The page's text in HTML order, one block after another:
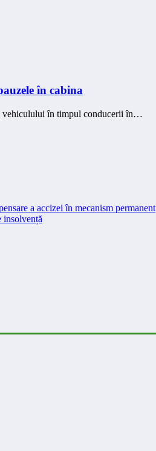
în cabina
vehiculului în timpul conducerii în…
a accizei în mecanism permanent
insolvență